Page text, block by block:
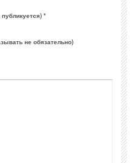
*
не обязательно)